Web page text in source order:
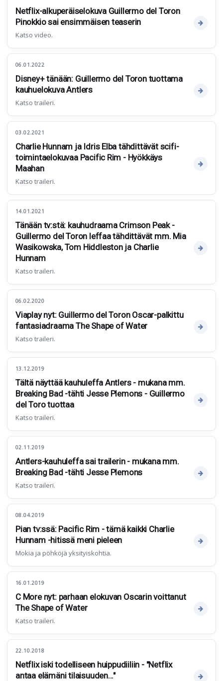
Netflix-alkuperäiselokuva Guillermo del Toron
Pinokkio sai ensimmäisen teaserin
Katso video.
06.01.2022
Disney+ tänään: Guillermo del Toron tuottama
kauhuelokuva Antlers
Katso traileri.
03.02.2021
Charlie Hunnam ja Idris Elba tähdittävät scifi-
toimintaelokuvaa Pacific Rim - Hyökkäys
Maahan
Katso traileri.
14.01.2021
Tänään tv:stä: kauhudraama Crimson Peak -
Guillermo del Toron leffaa tähdittävät mm. Mia
Wasikowska, Tom Hiddleston ja Charlie
Hunnam
Katso traileri.
06.02.2020
Viaplay nyt: Guillermo del Toron Oscar-palkittu
fantasiadraama The Shape of Water
Katso traileri.
13.12.2019
Tältä näyttää kauhuleffa Antlers - mukana mm.
Breaking Bad -tähti Jesse Plemons - Guillermo
del Toro tuottaa
Katso traileri.
02.11.2019
Antlers-kauhuleffa sai trailerin - mukana mm.
Breaking Bad -tähti Jesse Plemons
Katso traileri.
08.04.2019
Pian tv:ssä: Pacific Rim - tämä kaikki Charlie
Hunnam -hitissä meni pieleen
Mokia ja pöhköjä yksityiskohtia.
16.01.2019
C More nyt: parhaan elokuvan Oscarin voittanut
The Shape of Water
Katso traileri.
22.10.2018
Netflix iski todelliseen huippudiiliin - "Netflix
antaa elämäni tilaisuuden..."